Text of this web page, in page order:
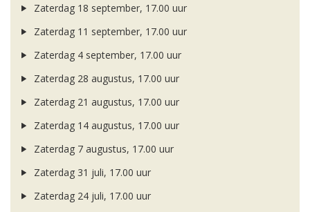
Zaterdag 18 september, 17.00 uur
Zaterdag 11 september, 17.00 uur
Zaterdag 4 september, 17.00 uur
Zaterdag 28 augustus, 17.00 uur
Zaterdag 21 augustus, 17.00 uur
Zaterdag 14 augustus, 17.00 uur
Zaterdag 7 augustus, 17.00 uur
Zaterdag 31 juli, 17.00 uur
Zaterdag 24 juli, 17.00 uur